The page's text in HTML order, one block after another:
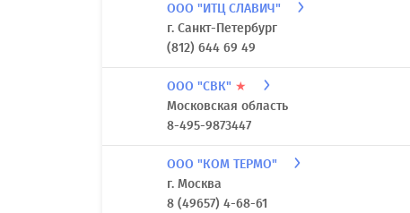
ООО "ИТЦ СЛАВИЧ"
г. Санкт-Петербург
(812) 644 69 49
ООО "СВК" ★
Московская область
8-495-9873447
ООО "КОМ ТЕРМО"
г. Москва
8 (49657) 4-68-61